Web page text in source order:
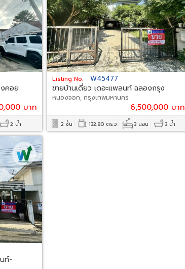
คอย
บาท
2 น้ำ
Listing No. W45477
ขายบ้านเดี่ยว เดอะแพลนท์ ฉลองกรุง
หนองจอก, กรุงเทพมหานคร
6,500,000 บาท
2 ชั้น 132.80 ตร.ว. 3 นอน 3 น้ำ
ท์-